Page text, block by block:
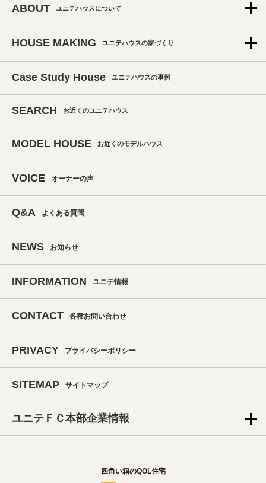
ABOUT ユニテハウスについて
HOUSE MAKING ユニテハウスの家づくり
Case Study House ユニテハウスの事例
SEARCH お近くのユニテハウス
MODEL HOUSE お近くのモデルハウス
VOICE オーナーの声
Q&A よくある質問
NEWS お知らせ
INFORMATION ユニテ情報
CONTACT 各種お問い合わせ
PRIVACY プライバシーポリシー
SITEMAP サイトマップ
ユニテＦＣ本部企業情報
四角い箱のQOL住宅